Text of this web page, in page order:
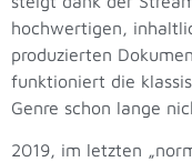
hochwertigen,
produzierten
funktioniert die
Genre schon lange
2019, im letzten